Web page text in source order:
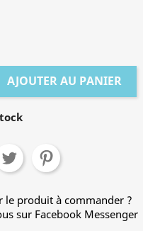
AJOUTER AU PANIER
le produit à commander ?
sur Facebook Messenger